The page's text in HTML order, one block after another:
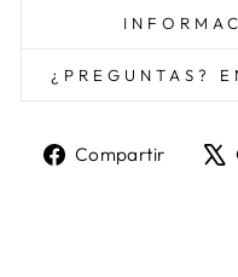
¿PREGUNTAS?
Compartir